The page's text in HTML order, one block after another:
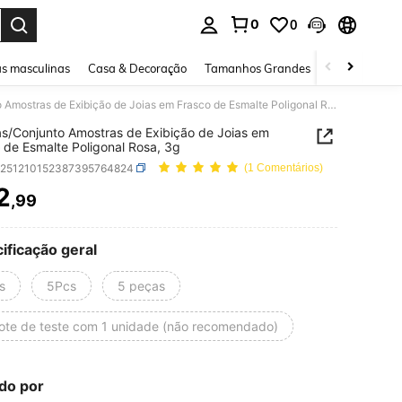
0 0
masculinas Casa & Decoração Tamanhos Grandes Joias e
5 Peças/Conjunto Amostras de Exibição de Joias em Frasco de Esmalte Poligonal Rosa, 3g
Conjunto Amostras de Exibição de Joias em
de Esmalte Poligonal Rosa, 3g
(1 Comentários)
AND AVAILABILITY
,99
geral
5Pcs 5 peças
de teste com 1 unidade (não recomendado)
por